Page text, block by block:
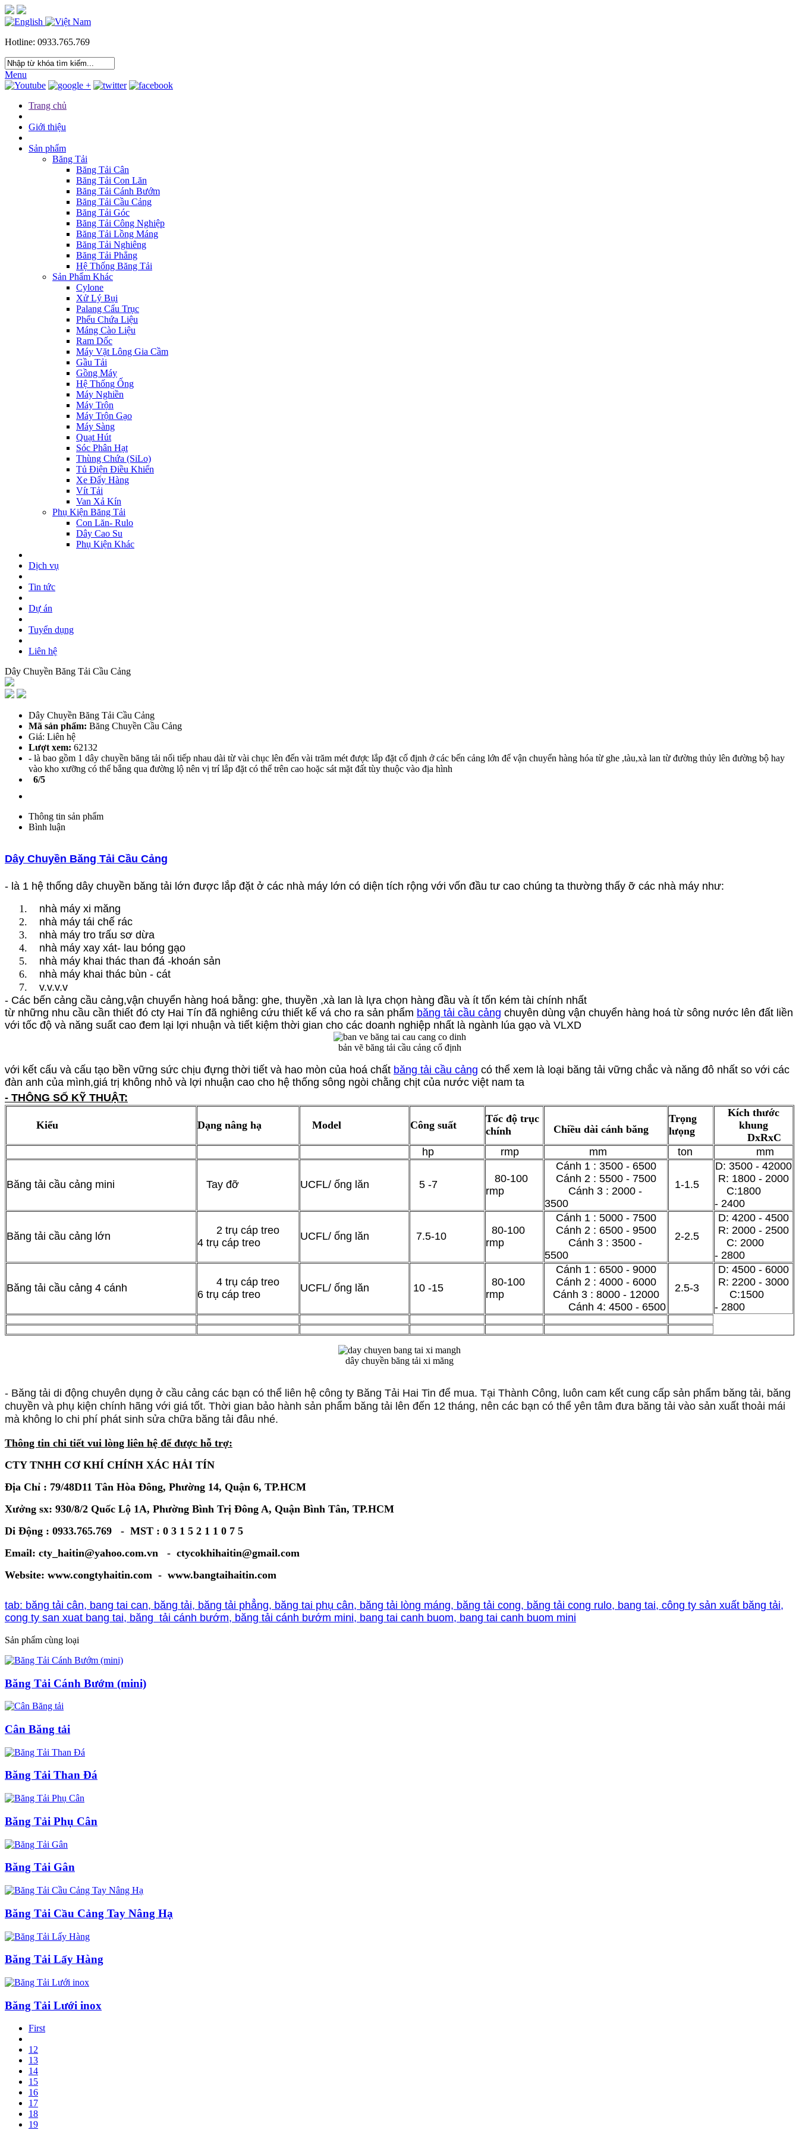
Hotline: 0933.765.769
Menu
Trang chủ
Giới thiệu
Sản phẩm
Băng Tải
Băng Tải Cân
Băng Tải Con Lăn
Băng Tải Cánh Bướm
Băng Tải Cầu Cảng
Băng Tải Góc
Băng Tải Công Nghiệp
Băng Tải Lồng Máng
Băng Tải Nghiêng
Băng Tải Phẳng
Hệ Thống Băng Tải
Sản Phẩm Khác
Cylone
Xử Lý Bụi
Palang Cẩu Trục
Phểu Chứa Liệu
Máng Cào Liệu
Ram Dốc
Máy Vặt Lông Gia Cầm
Gầu Tải
Gồng Máy
Hệ Thống Ống
Máy Nghiền
Máy Trộn
Máy Trộn Gạo
Máy Sàng
Quạt Hút
Sóc Phân Hạt
Thùng Chứa (SiLo)
Tủ Điện Điều Khiển
Xe Đẩy Hàng
Vít Tải
Van Xả Kín
Phụ Kiện Băng Tải
Con Lăn- Rulo
Dây Cao Su
Phụ Kiện Khác
Dịch vụ
Tin tức
Dự án
Tuyển dụng
Liên hệ
Dây Chuyền Băng Tải Cầu Cảng
Dây Chuyền Băng Tải Cầu Cảng
Mã sản phẩm: Băng Chuyền Cầu Cảng
Giá: Liên hệ
Lượt xem: 62132
- là bao gồm 1 dây chuyền băng tải nối tiếp nhau dài từ vài chục lên đến vài trăm mét được lắp đặt cố định ở các bến cảng lớn để vận chuyển hàng hóa từ ghe ,tàu,xà lan từ đường thủy lên đường bộ hay
vào kho xưỡng có thể bắng qua đường lộ nên vị trí lắp đặt có thể trên cao hoặc sát mặt đất tùy thuộc vào địa hình
6/5
Thông tin sản phẩm
Bình luận
Dây Chuyền Băng Tải Cầu Cảng
- là 1 hệ thống dây chuyền băng tải lớn được lắp đặt ở các nhà máy lớn có diện tích rộng với vốn đầu tư cao chúng ta thường thấy ỡ các nhà máy như:
1. nhà máy xi măng
2. nhà máy tái chế rác
3. nhà máy tro trấu sơ dừa
4. nhà máy xay xát- lau bóng gạo
5. nhà máy khai thác than đá -khoán sản
6. nhà máy khai thác bùn - cát
7. v.v.v.v
- Các bến cảng cầu cảng,vận chuyển hàng hoá bằng: ghe, thuyền ,xà lan là lựa chọn hàng đầu và ít tốn kém tài chính nhất
từ những nhu cầu cần thiết đó cty Hai Tín đã nghiêng cứu thiết kế vá cho ra sản phẩm băng tải cầu cảng chuyên dùng vận chuyển hàng hoá từ sông nước lên đất liền
với tốc độ và năng suất cao đem lại lợi nhuận và tiết kiệm thời gian cho các doanh nghiệp nhất là ngành lúa gạo và VLXD
bản vẽ băng tải cầu cảng cố định
với kết cấu và cấu tạo bền vững sức chịu đựng thời tiết và hao mòn của hoá chất băng tải cầu cảng có thể xem là loại băng tải vững chắc và năng đô nhất so với các
đàn anh của mình,giá trị không nhỏ và lợi nhuận cao cho hệ thống sông ngòi chằng chịt của nước việt nam ta
- THÔNG SỐ KỸ THUẬT:
Kiểu Dạng nâng hạ Model Công suất
Tốc độ trục
chính
Chiều dài cánh băng
Trọng
lưọng
Kích thước
khung
DxRxC
hp
rmp mm ton mm
Băng tải cầu cảng mini Tay đỡ UCFL/ ống lăn 5 -7
80-100
rmp
Cánh 1 : 3500 - 6500
Cánh 2 : 5500 - 7500
Cánh 3 : 2000 -
3500
1-1.5
D: 3500 - 42000
R: 1800 - 2000
C:1800
- 2400
Băng tải cầu cảng lớn
2 trụ cáp treo
4 trụ cáp treo
UCFL/ ống lăn 7.5-10
80-100
rmp
Cánh 1 : 5000 - 7500
Cánh 2 : 6500 - 9500
Cánh 3 : 3500 -
5500
2-2.5
D: 4200 - 4500
R: 2000 - 2500
C: 2000
- 2800
Băng tải cầu cảng 4 cánh
4 trụ cáp treo
6 trụ cáp treo
UCFL/ ống lăn 10 -15
80-100
rmp
Cánh 1 : 6500 - 9000
Cánh 2 : 4000 - 6000
Cánh 3 : 8000 - 12000
Cánh 4: 4500 - 6500
2.5-3
D: 4500 - 6000
R: 2200 - 3000
C:1500
- 2800
dây chuyền băng tải xi măng
- Băng tải di động chuyên dụng ở cầu cảng các bạn có thể liên hệ công ty Băng Tải Hai Tin để mua. Tại Thành Công, luôn cam kết cung cấp sản phẩm băng tải, băng
chuyền và phụ kiện chính hãng với giá tốt. Thời gian bảo hành sản phẩm băng tải lên đến 12 tháng, nên các bạn có thể yên tâm đưa băng tải vào sản xuất thoải mái
mà không lo chi phí phát sinh sửa chữa băng tải đâu nhé.
Thông tin chi tiết vui lòng liên hệ để được hỗ trợ:
CTY TNHH CƠ KHÍ CHÍNH XÁC HẢI TÍN
Địa Chỉ : 79/48D11 Tân Hòa Đông, Phường 14, Quận 6, TP.HCM
Xưởng sx: 930/8/2 Quốc Lộ 1A, Phường Bình Trị Đông A, Quận Bình Tân, TP.HCM
Di Động : 0933.765.769 - MST : 0 3 1 5 2 1 1 0 7 5
Email: cty_haitin@yahoo.com.vn - ctycokhihaitin@gmail.com
Website: www.congtyhaitin.com - www.bangtaihaitin.com
tab: băng tải cân, bang tai can, băng tải, băng tải phẳng, băng tai phụ cân, băng tải lòng máng, băng tải cong, băng tải cong rulo, bang tai, công ty sản xuất băng tải,
cong ty san xuat bang tai, băng tải cánh bướm, băng tải cánh bướm mini, bang tai canh buom, bang tai canh buom mini
Sản phẩm cùng loại
Băng Tải Cánh Bướm (mini)
Cân Băng tải
Băng Tải Than Đá
Băng Tải Phụ Cân
Băng Tải Gân
Băng Tải Cầu Cảng Tay Nâng Hạ
Băng Tải Lấy Hàng
Băng Tải Lưới inox
First
12
13
14
15
16
17
18
19